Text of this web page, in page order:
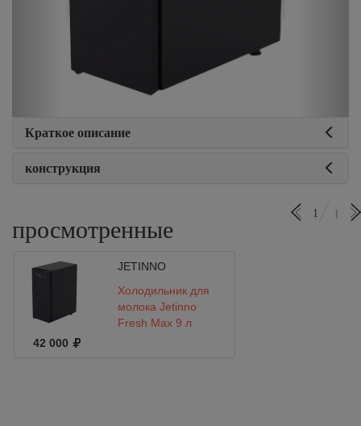
Краткое описание
конструкция
просмотренные
1 1
JETINNO
Холодильник для
молока Jetinno
Fresh Max 9 л
42 000